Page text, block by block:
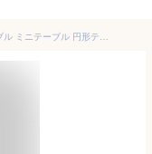
ローテーブル 幅90cm 収納付き センターテーブル ミニテーブル 円形テーブル オーバルテーブル 楕円 丸型 天板 引き出し オープン収納 高品質 頑丈 一人暮らし コンパクト 省スペース デザイン 北欧 おしゃれ シンプル かわいい モダン リビング 寝室 インテリア cirllo-ct